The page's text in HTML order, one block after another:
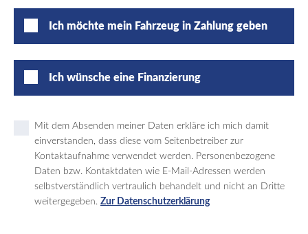
Ich möchte mein Fahrzeug in Zahlung geben
Ich wünsche eine Finanzierung
Mit dem Absenden meiner Daten erkläre ich mich damit
einverstanden, dass diese vom Seitenbetreiber zur
Kontaktaufnahme verwendet werden. Personenbezogene
Daten bzw. Kontaktdaten wie E-Mail-Adressen werden
selbstverständlich vertraulich behandelt und nicht an Dritte
weitergegeben. Zur Datenschutzerklärung